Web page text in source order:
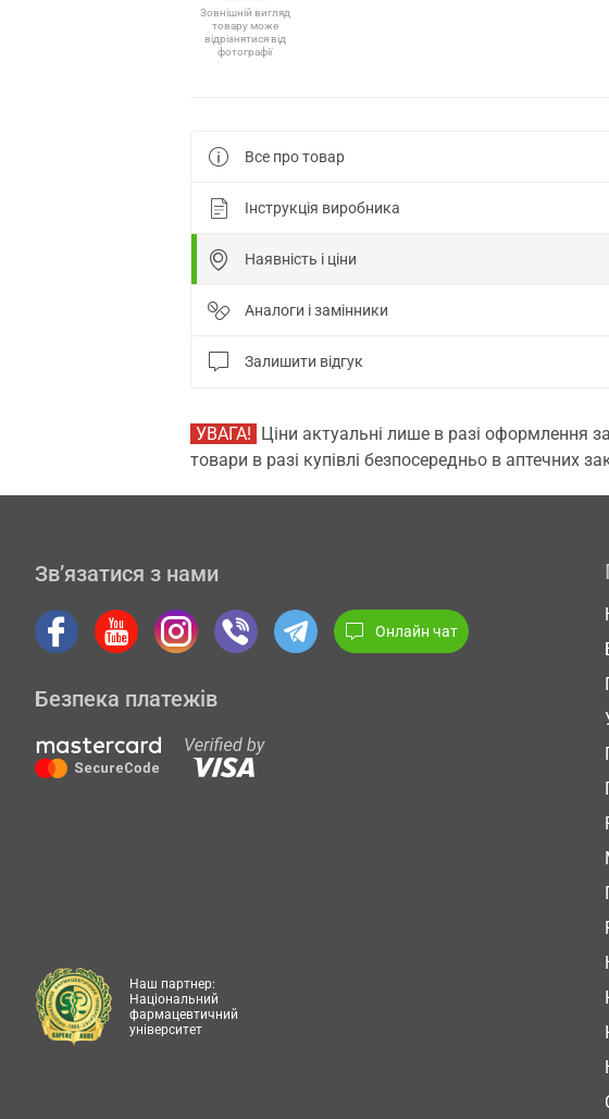
Зовнішній вигляд
товару може
відрізнятися від
фотографії
Все про товар
Інструкція виробника
Наявність і ціни
Аналоги і замінники
Залишити відгук
УВАГА! Ціни актуальні лише в разі оформлення
товари в разі купівлі безпосередньо в аптечних
Зв’язатися з нами
Онлайн чат
Безпека платежів
Наш партнер:
Національний
фармацевтичний
університет